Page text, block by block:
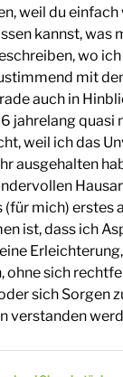
weil du
kannst, was
wo
mit
auch in
jahrelang quasi
weil ich das
ausgehalten
(für mich) erstes
ist, dass ich
ohne sich
sich Sorgen
verstanden